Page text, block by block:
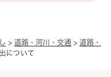
> 道路・河川・交通 > 道路・
について